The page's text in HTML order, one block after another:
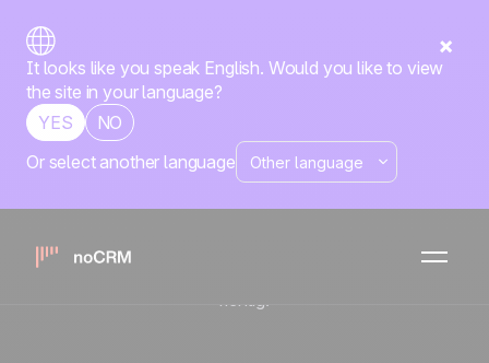
It looks like you speak English. Would you like to view
the site in your language?
YES
NO
Or select another language
Native Positive Familie
RapidmailxnoCRM
Sie suchen ein Vertriebsmanagement-Tool, das sich in
richtig.